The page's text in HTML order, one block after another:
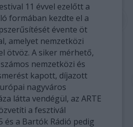
11 évvel ezelőtt a
formában kezdte el a
évente öt
amelyet nemzetközi
ötvöz. A siker mérhető,
nemzetközi és
kapott, díjazott
nagyváros
látta vendégül, az ARTE
a fesztivál
és a Bartók Rádió pedig